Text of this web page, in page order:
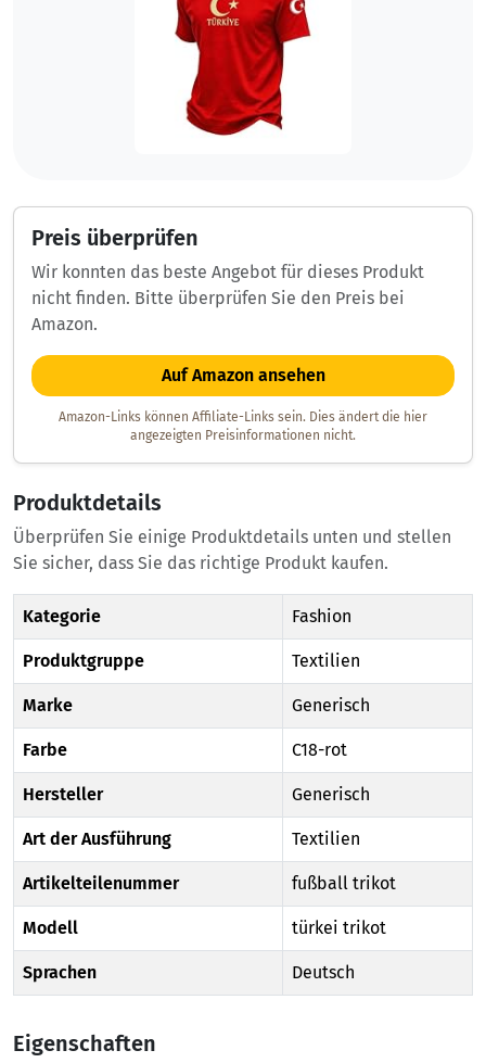
Preis überprüfen
Wir konnten das beste Angebot für dieses Produkt
nicht finden. Bitte überprüfen Sie den Preis bei
Amazon.
Auf Amazon ansehen
Amazon-Links können Affiliate-Links sein. Dies ändert die hier
angezeigten Preisinformationen nicht.
Produktdetails
Überprüfen Sie einige Produktdetails unten und stellen
Sie sicher, dass Sie das richtige Produkt kaufen.
Kategorie Fashion
Produktgruppe Textilien
Marke Generisch
Farbe C18-rot
Hersteller Generisch
Art der Ausführung Textilien
Artikelteilenummer fußball trikot
Modell türkei trikot
Sprachen Deutsch
Eigenschaften